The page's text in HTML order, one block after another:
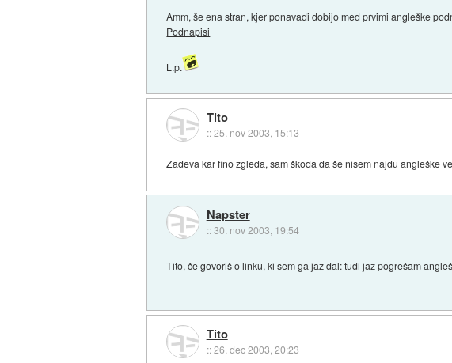
Amm, še ena stran, kjer ponavadi dobijo med prvimi angleške
Podnapisi
L.p.
Tito
::25. nov 2003, 15:13
Zadeva kar fino zgleda, sam škoda da še nisem najdu angleške
Napster
::30. nov 2003, 19:54
Tito, če govoriš o linku, ki sem ga jaz dal: tudi jaz pogrešam
Tito
::26. dec 2003, 20:23